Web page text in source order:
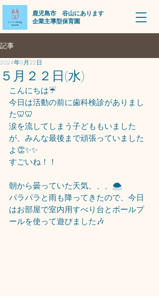
​鹿児島市 谷山にあります
企業主導型保育園
記事
５月２２日(水)
2024年5月22日
こんにちは☔
今日は活動の前に歯科検診がありまし
た🦷🦷
涙を流してしまう子どももいました
が、みんな最後まで頑張っていました
よ👏✨✨
すごいね！！
朝から曇っていた天気、、、🌨️
パラパラと雨も降ってきたので、今日
はお部屋で室内用すべり台とボールプ
ールを使って遊びました🎶